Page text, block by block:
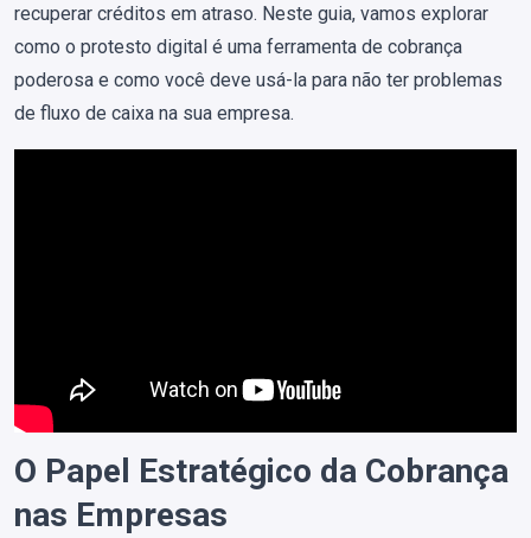
recuperar créditos em atraso. Neste guia, vamos explorar
como o protesto digital é uma ferramenta de cobrança
poderosa e como você deve usá-la para não ter problemas
de fluxo de caixa na sua empresa.
O Papel Estratégico da Cobrança
nas Empresas